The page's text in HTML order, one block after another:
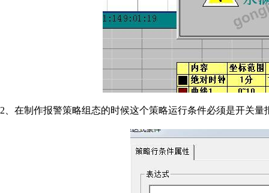
2、在制作报警策略组态的时候这个策略运行条件必须是开关